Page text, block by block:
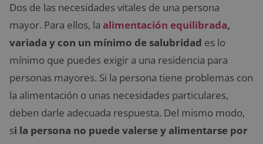
Dos de las necesidades vitales de una persona
mayor. Para ellos, la alimentación equilibrada,
variada y con un mínimo de salubridad es lo
mínimo que puedes exigir a una residencia para
personas mayores. Si la persona tiene problemas con
la alimentación o unas necesidades particulares,
deben darle adecuada respuesta. Del mismo modo,
si la persona no puede valerse y alimentarse por